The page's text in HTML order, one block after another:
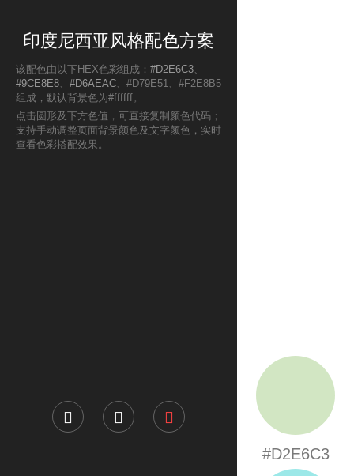
印度尼西亚风格配色方案
该配色由以下HEX色彩组成： #D2E6C3、
#9CE8E8、 #D6AEAC、#D79E51、#F2E8B5
组成，默认背景色为#ffffff。
点击圆形及下方色值，可直接复制颜色代码；
支持手动调整页面背景颜色及文字颜色，实时
查看色彩搭配效果。
#D2E6C3